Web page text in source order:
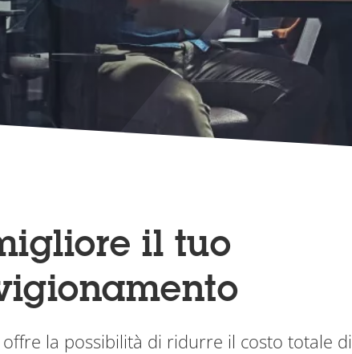
il tuo
la possibilità di ridurre il costo totale di